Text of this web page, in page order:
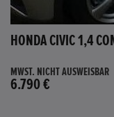
HONDA CIVIC 1,4
MWST. NICHT AUSWEISBAR
6.790 €